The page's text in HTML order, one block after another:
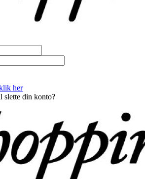
her
slette din konto?